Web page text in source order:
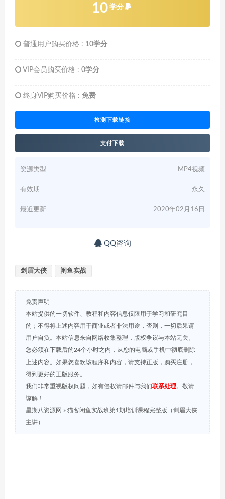
10 学分
普通用户购买价格 : 10学分
VIP会员购买价格 : 0学分
终身VIP购买价格 : 免费
检测下载链接
支付下载
资源类型 MP4视频
有效期 永久
最近更新 2020年02月16日
QQ咨询
剑眉大侠 闲鱼实战
免责声明
本站提供的一切软件、教程和内容信息仅限用于学习和研究目
的；不得将上述内容用于商业或者非法用途，否则，一切后果请
用户自负。本站信息来自网络收集整理，版权争议与本站无关。
您必须在下载后的24个小时之内，从您的电脑或手机中彻底删除
上述内容。如果您喜欢该程序和内容，请支持正版，购买注册，
得到更好的正版服务。
我们非常重视版权问题，如有侵权请邮件与我们联系处理。敬请
谅解！
星期八资源网 » 猫客闲鱼实战班第1期培训课程完整版（剑眉大侠
主讲）